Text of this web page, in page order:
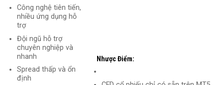
Công nghệ tiên tiến,
nhiều ứng dụng hỗ
trợ
Đội ngũ hỗ trợ
chuyên nghiệp và
nhanh
Spread thấp và ổn
định
Nhược Điểm: